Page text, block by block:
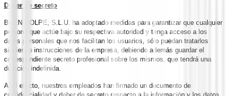
Deber de secreto
BUEN GOLPE, S.L.U.
ha adoptado medidas para garantizar que cualquier
persona que actúe bajo su respectiva autoridad y tenga acceso a los
datos personales que nos facilitan los usuarios, sólo puedan tratarlos
siguiendo instrucciones de la empresa, debiendo además guardar el
correspondiente secreto profesional sobre los mismos, que tendrá una
duración indefinida.
A tal efecto, nuestros empleados han firmado un documento de